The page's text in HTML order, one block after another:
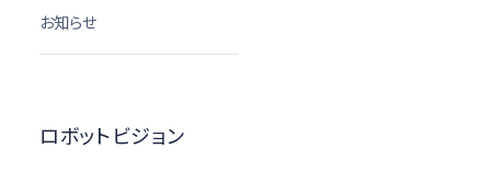
お知らせ
ロボットビジョン